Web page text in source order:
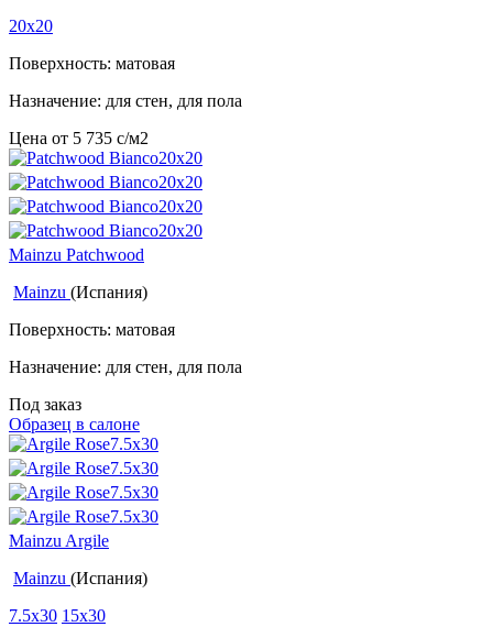
20x20
Поверхность: матовая
Назначение: для стен, для пола
Цена от 5 735 c/м2
Mainzu Patchwood
Mainzu (Испания)
Поверхность: матовая
Назначение: для стен, для пола
Под заказ
Образец в салоне
Mainzu Argile
Mainzu (Испания)
7.5x30 15x30